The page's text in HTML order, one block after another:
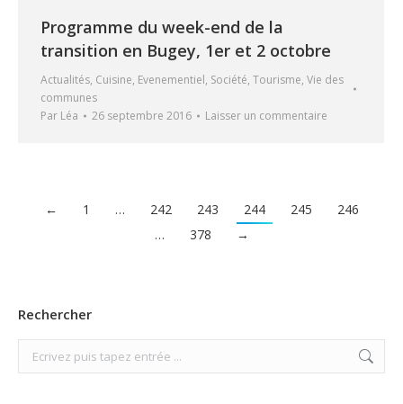
Programme du week-end de la
transition en Bugey, 1er et 2 octobre
Actualités, Cuisine, Evenementiel, Société, Tourisme, Vie des
communes
Par Léa 26 septembre 2016 Laisser un commentaire
← 1 … 242 243 244 245
246
…
378 →
Rechercher
Search: